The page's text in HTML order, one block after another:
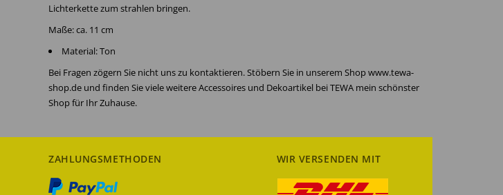
Lichterkette zum strahlen bringen.
Maße: ca. 11 cm
Material: Ton
Bei Fragen zögern Sie nicht uns zu kontaktieren. Stöbern Sie in unserem Shop www.tewa-
shop.de und finden Sie viele weitere Accessoires und Dekoartikel bei TEWA mein schönster
Shop für Ihr Zuhause.
ZAHLUNGSMETHODEN WIR VERSENDEN MIT